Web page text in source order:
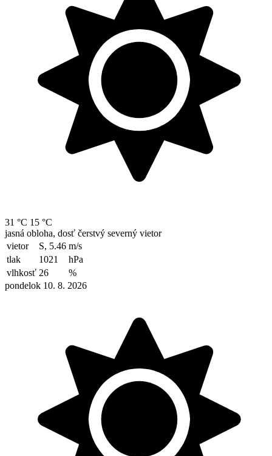
31 °C 15 °C
jasná obloha, dosť čerstvý severný vietor
vietor
S, 5.46 m/s
tlak
1021
hPa
vlhkosť 26
%
pondelok 10. 8. 2026